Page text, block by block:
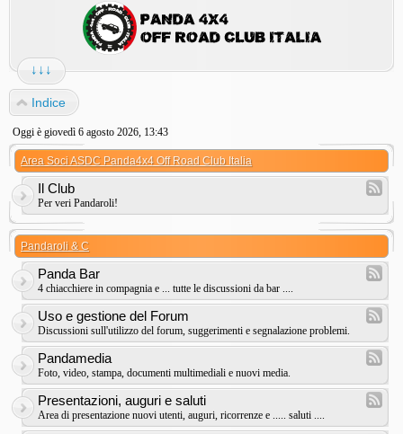
↓↓↓
Indice
Oggi è giovedì 6 agosto 2026, 13:43
Area Soci ASDC Panda4x4 Off Road Club Italia
Il Club
Per veri Pandaroli!
Pandaroli & C
Panda Bar
4 chiacchiere in compagnia e ... tutte le discussioni da bar ....
Uso e gestione del Forum
Discussioni sull'utilizzo del forum, suggerimenti e segnalazione problemi.
Pandamedia
Foto, video, stampa, documenti multimediali e nuovi media.
Presentazioni, auguri e saluti
Area di presentazione nuovi utenti, auguri, ricorrenze e ..... saluti ....